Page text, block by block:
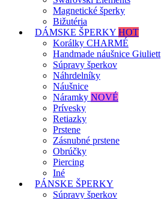
Magnetické šperky
Bižutéria
DÁMSKE ŠPERKY HOT
Korálky CHARMÉ
Handmade náušnice Giuliett
Súpravy šperkov
Náhrdelníky
Náušnice
Náramky NOVÉ
Prívesky
Retiazky
Prstene
Zásnubné prstene
Obrúčky
Piercing
Iné
PÁNSKE ŠPERKY
Súpravy šperkov